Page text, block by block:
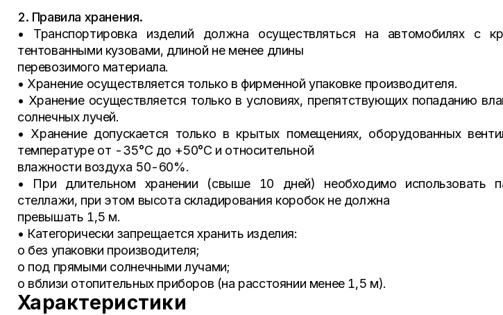
2. Правила хранения.
• Транспортировка изделий должна осуществляться на автомобилях с
тентованными кузовами, длиной не менее длины
перевозимого материала.
• Хранение осуществляется только в фирменной упаковке производителя.
• Хранение осуществляется только в условиях, препятствующих попаданию
солнечных лучей.
• Хранение допускается только в крытых помещениях, оборудованных
температуре от -35°С до +50°С и относительной
влажности воздуха 50-60%.
• При длительном хранении (свыше 10 дней) необходимо использовать
стеллажи, при этом высота складирования коробок не должна
превышать 1,5 м.
• Категорически запрещается хранить изделия:
o без упаковки производителя;
o под прямыми солнечными лучами;
o вблизи отопительных приборов (на расстоянии менее 1,5 м).
Характеристики